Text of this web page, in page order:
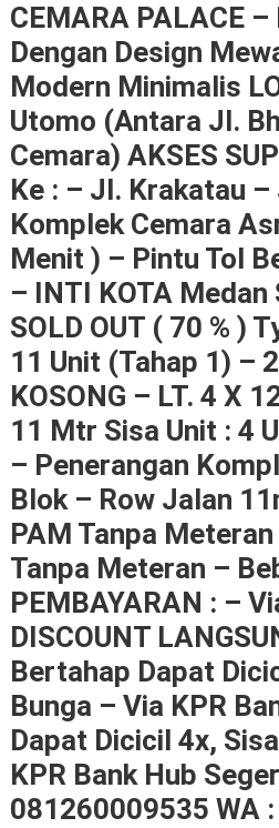
CEMARA PALACE
Dengan Design
Modern Minimalis
Utomo (antara Jl.
Cemara) AKSES
Ke : – Jl. Krakatau
Komplek Cemara
Menit ) – Pintu Tol
– INTI KOTA Medan
SOLD OUT ( 70 % )
11 Unit (Tahap 1) –
KOSONG – LT. 4 X
11 Mtr Sisa Unit : 4
– Penerangan
Blok – Row Jalan
PAM Tanpa
Tanpa Meteran –
PEMBAYARAN : –
DISCOUNT
Bertahap Dapat
Bunga – Via KPR
Dapat Dicicil 4x,
KPR Bank Hub
081260009535 WA